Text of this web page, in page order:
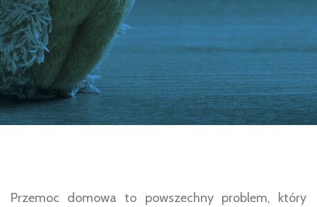
Przemoc domowa to powszechny problem, który